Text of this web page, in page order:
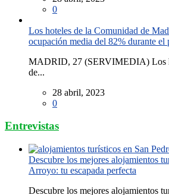
0
Los hoteles de la Comunidad de
ocupación media del 82% durante el
MADRID, 27 (SERVIMEDIA) Los
de...
28 abril, 2023
0
Entrevistas
Descubre los mejores alojamientos
Arroyo: tu escapada perfecta
Descubre los mejores alojamientos